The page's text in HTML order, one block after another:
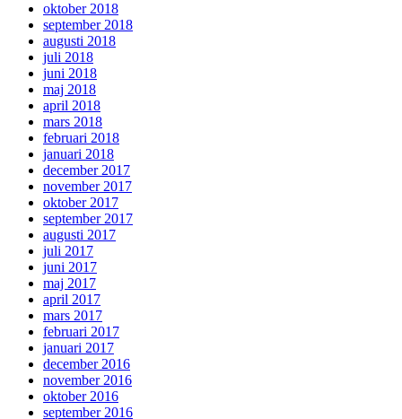
oktober 2018
september 2018
augusti 2018
juli 2018
juni 2018
maj 2018
april 2018
mars 2018
februari 2018
januari 2018
december 2017
november 2017
oktober 2017
september 2017
augusti 2017
juli 2017
juni 2017
maj 2017
april 2017
mars 2017
februari 2017
januari 2017
december 2016
november 2016
oktober 2016
september 2016